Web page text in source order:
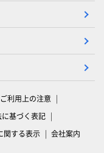
ご利用上の注意
基づく表記
関する表示 会社案内